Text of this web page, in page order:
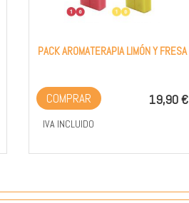
PACK AROMATERAPIA LIMÓN Y FRESA
19,90 €
COMPRAR
IVA INCLUIDO